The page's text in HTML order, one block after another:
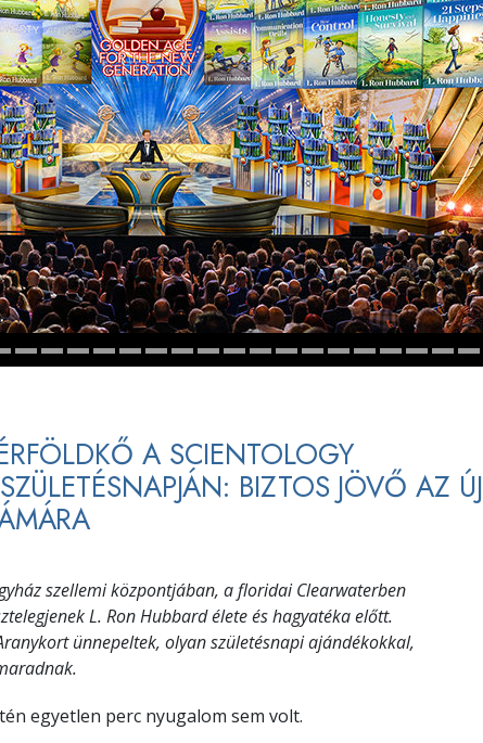
A SCIENTOLOGY
BIZTOS JÖVŐ AZ ÚJ
szellemi központjában, a floridai Clearwaterben
L. Ron Hubbard élete és hagyatéka előtt.
ünnepeltek, olyan születésnapi ajándékokkal,
egyetlen perc nyugalom sem volt.